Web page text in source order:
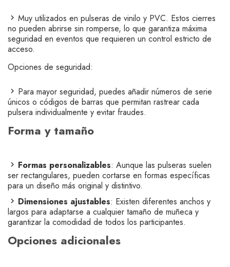
Muy utilizados en pulseras de vinilo y PVC. Estos cierres
no pueden abrirse sin romperse, lo que garantiza máxima
seguridad en eventos que requieren un control estricto de
acceso.
Opciones de seguridad:
Para mayor seguridad, puedes añadir números de serie
únicos o códigos de barras que permitan rastrear cada
pulsera individualmente y evitar fraudes.
Forma y tamaño
Formas personalizables: Aunque las pulseras suelen
ser rectangulares, pueden cortarse en formas específicas
para un diseño más original y distintivo.
Dimensiones ajustables: Existen diferentes anchos y
largos para adaptarse a cualquier tamaño de muñeca y
garantizar la comodidad de todos los participantes.
Opciones adicionales